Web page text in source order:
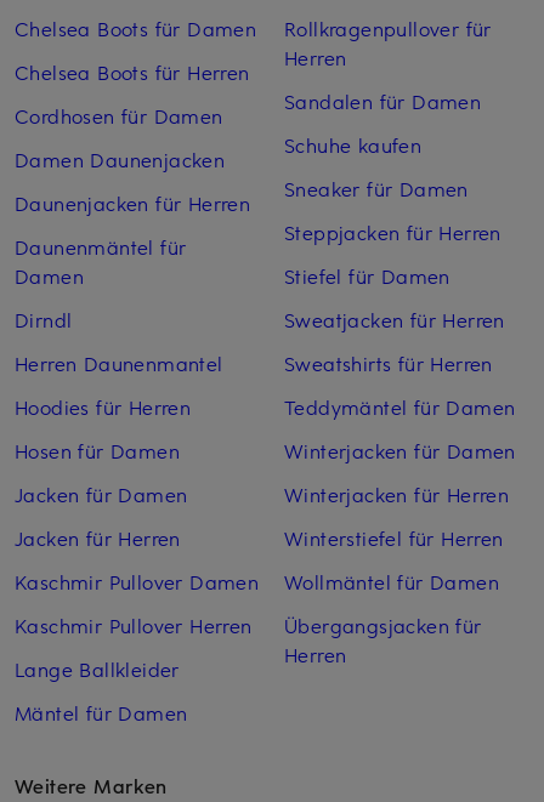
Chelsea Boots für Damen
Chelsea Boots für Herren
Cordhosen für Damen
Damen Daunenjacken
Daunenjacken für Herren
Daunenmäntel für
Damen
Dirndl
Herren Daunenmantel
Hoodies für Herren
Hosen für Damen
Jacken für Damen
Jacken für Herren
Kaschmir Pullover Damen
Kaschmir Pullover Herren
Lange Ballkleider
Mäntel für Damen
Rollkragenpullover für
Herren
Sandalen für Damen
Schuhe kaufen
Sneaker für Damen
Steppjacken für Herren
Stiefel für Damen
Sweatjacken für Herren
Sweatshirts für Herren
Teddymäntel für Damen
Winterjacken für Damen
Winterjacken für Herren
Winterstiefel für Herren
Wollmäntel für Damen
Übergangsjacken für
Herren
Weitere Marken